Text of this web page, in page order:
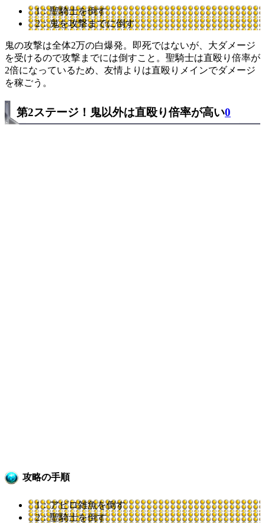
1：聖騎士を倒す
2：鬼を攻撃までに倒す
鬼の攻撃は全体2万の白爆発。即死ではないが、大ダメージ
を受けるので攻撃までには倒すこと。聖騎士は直殴り倍率が
2倍になっているため、友情よりは直殴りメインでダメージ
を稼ごう。
第2ステージ！鬼以外は直殴り倍率が高い0
攻略の手順
1：アビロ雑魚を倒す
2：聖騎士を倒す